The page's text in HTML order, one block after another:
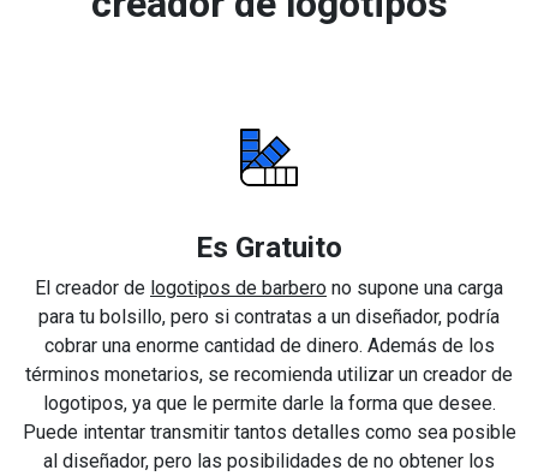
Es Gratuito
El creador de logotipos de barbero no supone una carga
para tu bolsillo, pero si contratas a un diseñador, podría
cobrar una enorme cantidad de dinero. Además de los
términos monetarios, se recomienda utilizar un creador de
logotipos, ya que le permite darle la forma que desee.
Puede intentar transmitir tantos detalles como sea posible
al diseñador, pero las posibilidades de no obtener los